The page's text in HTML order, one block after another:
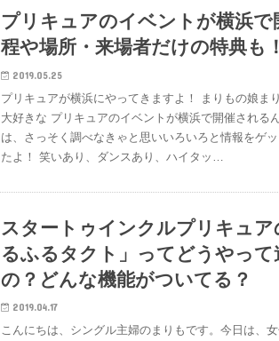
プリキュアのイベントが横浜で
程や場所・来場者だけの特典も
2019.05.25
プリキュアが横浜にやってきますよ！ まりもの娘ま
大好きな プリキュアのイベントが横浜で開催される
は、さっそく調べなきゃと思いいろいろと情報をゲ
たよ！ 笑いあり、ダンスあり、ハイタッ…
スタートゥインクルプリキュア
るふるタクト」ってどうやって
の？どんな機能がついてる？
2019.04.17
こんにちは、シングル主婦のまりもです。今日は、